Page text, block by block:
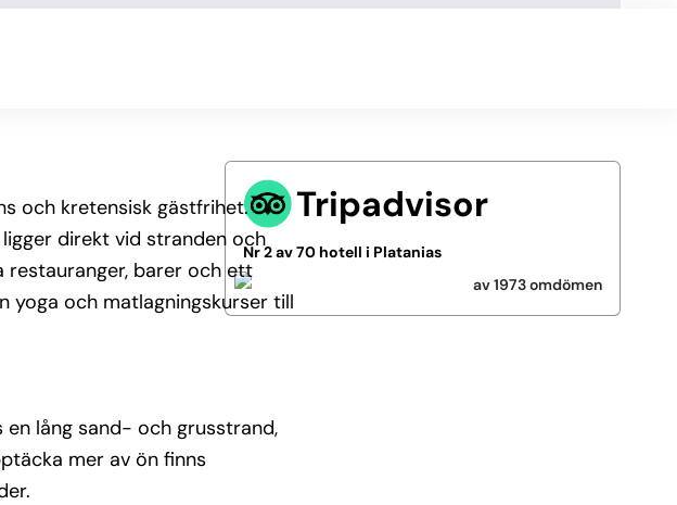
och kretensisk gästfrihet.
direkt vid stranden och
restauranger, barer och ett
yoga och matlagningskurser till
lång sand- och grusstrand,
mer av ön finns
Tripadvisor
Nr 2 av 70 hotell i Platanias
av 1973 omdömen